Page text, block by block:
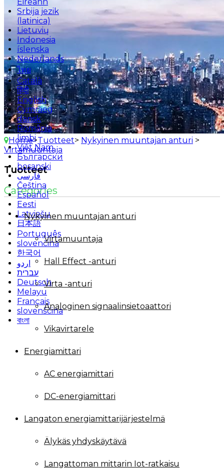
Srbija jezik
(latinica)
Lietuvių
Indonesia
íslenska
Nederlands
ไทย
Català
हिंदी
English
Cymraeg
dansk
România
limbi
Việt Nam
Български
bosanski
فارسی
Čeština
Español
Eesti
Latviešu
日本語
Português
slovenčina
한국어
اردو
עברית
Deutsch
Melayu
Français
slovenščina
বাংলা
Home>Tuotteet> Nykyinen muuntajan anturi >
Virtamuuntaja
Tuotteet
Categories
Nykyinen muuntajan anturi
Virtamuuntaja
Hall Effect -anturi
Virta -anturi
Analoginen signaalinsietoaattori
Vikavirtarele
Energiamittari
AC energiamittari
DC-energiamittari
Langaton energiamittarijärjestelmä
Älykäs yhdyskäytävä
Langattoman mittarin Iot-ratkaisu